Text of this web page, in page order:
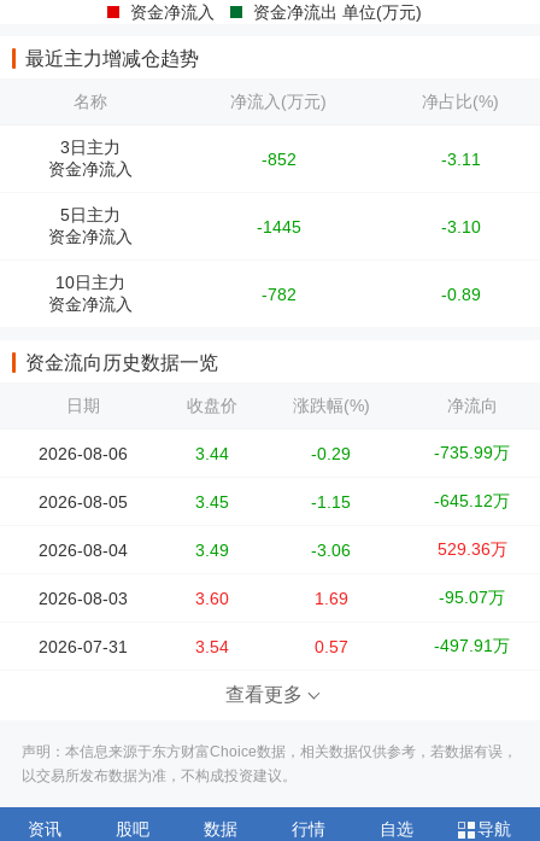
资金净流入 资金净流出 单位(万元)
最近主力增减仓趋势
名称 净流入(万元) 净占比(%)
3日主力
资金净流入
-852 -3.11
5日主力
资金净流入
-1445 -3.10
10日主力
资金净流入
-782 -0.89
资金流向历史数据一览
日期 收盘价 涨跌幅(%) 净流向
2026-08-06 3.44 -0.29 -735.99万
2026-08-05 3.45 -1.15 -645.12万
2026-08-04 3.49 -3.06 529.36万
2026-08-03 3.60 1.69 -95.07万
2026-07-31 3.54 0.57 -497.91万
查看更多
声明：本信息来源于东方财富Choice数据，相关数据仅供参考，若数据有误，
以交易所发布数据为准，不构成投资建议。
资讯 股吧 数据 行情 自选 导航